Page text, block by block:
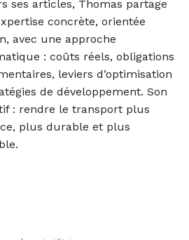
ses articles, Thomas partage
concrète, orientée
avec une approche
: coûts réels, obligations
leviers d’optimisation
de développement. Son
: rendre le transport plus
plus durable et plus